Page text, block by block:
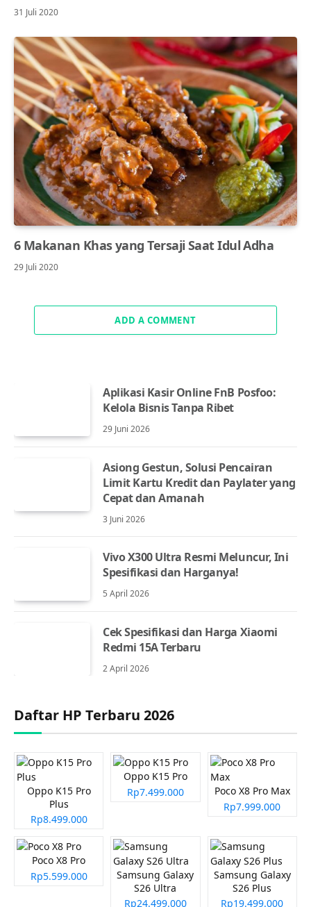
31 Juli 2020
6 Makanan Khas yang Tersaji Saat Idul Adha
29 Juli 2020
ADD A COMMENT
Aplikasi Kasir Online FnB Posfoo:
Kelola Bisnis Tanpa Ribet
29 Juni 2026
Asiong Gestun, Solusi Pencairan
Limit Kartu Kredit dan Paylater yang
Cepat dan Amanah
3 Juni 2026
Vivo X300 Ultra Resmi Meluncur, Ini
Spesifikasi dan Harganya!
5 April 2026
Cek Spesifikasi dan Harga Xiaomi
Redmi 15A Terbaru
2 April 2026
Daftar HP Terbaru 2026
Oppo K15 Pro
Plus
Rp8.499.000
Oppo K15 Pro
Rp7.499.000
Poco X8 Pro Max
Rp7.999.000
Poco X8 Pro
Rp5.599.000
Samsung Galaxy
S26 Ultra
Rp24.499.000
Samsung Galaxy
S26 Plus
Rp19.499.000